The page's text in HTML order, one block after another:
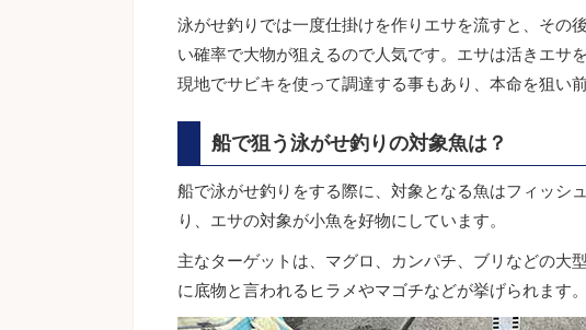
泳がせ釣りでは一度仕掛けを作りエサを流すと、その
い確率で大物が狙えるので人気です。エサは活きエサ
現地でサビキを使って調達する事もあり、本命を狙い
船で狙う泳がせ釣りの対象魚は？
船で泳がせ釣りをする際に、対象となる魚はフィッシ
り、エサの対象が小魚を好物にしています。
主なターゲットは、マグロ、カンパチ、ブリなどの大
に底物と言われるヒラメやマゴチなどが挙げられます。